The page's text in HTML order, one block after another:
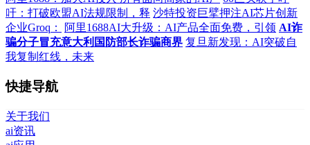
吁：打破欧盟AI法规限制，释 沙特投资巨擘押注AI芯片创新
企业Groq：
阿里1688AI大升级：AI产品全面免费，引领 AI诈
骗分子冒充意大利国防部长诈骗商界 复旦新发现：AI突破自
我复制红线，未来
快捷导航
关于我们
ai资讯